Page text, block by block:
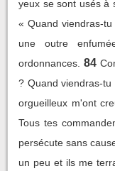
yeux se sont usés à
« Quand viendras-
une outre
ordonnances. 84
? Quand viendras-
orgueilleux m'ont
Tous tes
persécute sans
un peu et ils me